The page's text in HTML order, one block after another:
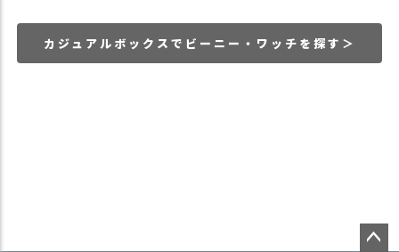
カジュアルボックスでビーニー・ワッチを探す＞